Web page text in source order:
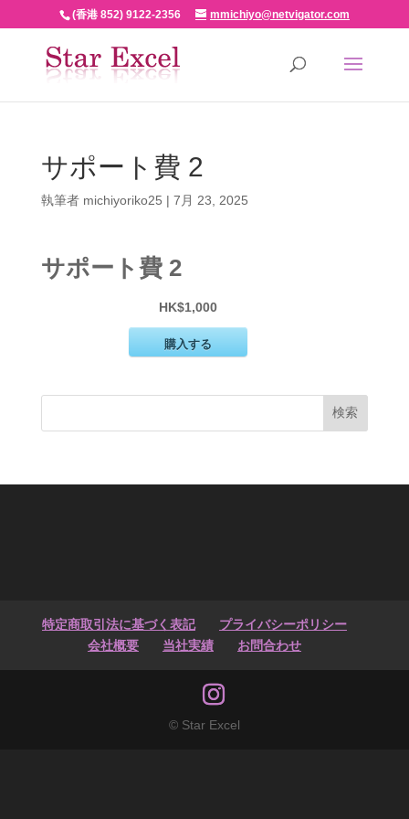
(香港 852) 9122-2356 mmichiyo@netvigator.com
サポート費 2
執筆者 michiyoriko25 | 7月 23, 2025
サポート費 2
HK$1,000
購入する
検索
特定商取引法に基づく表記
プライバシーポリシー
会社概要
当社実績 お問合わせ
© Star Excel